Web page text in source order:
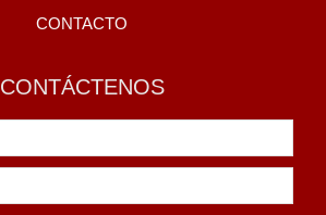
CONTACTO
CONTÁCTENOS